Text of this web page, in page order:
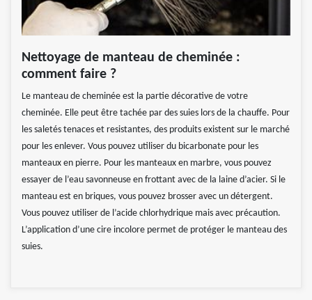
Nettoyage de manteau de cheminée :
comment faire ?
Le manteau de cheminée est la partie décorative de votre
cheminée. Elle peut être tachée par des suies lors de la chauffe. Pour
les saletés tenaces et resistantes, des produits existent sur le marché
pour les enlever. Vous pouvez utiliser du bicarbonate pour les
manteaux en pierre. Pour les manteaux en marbre, vous pouvez
essayer de l’eau savonneuse en frottant avec de la laine d’acier. Si le
manteau est en briques, vous pouvez brosser avec un détergent.
Vous pouvez utiliser de l’acide chlorhydrique mais avec précaution.
L’application d’une cire incolore permet de protéger le manteau des
suies.